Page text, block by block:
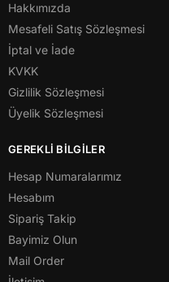
Hakkımızda
Mesafeli Satış Sözleşmesi
İptal ve İade
KVKK
Gizlilik Sözleşmesi
Üyelik Sözleşmesi
GEREKLİ BİLGİLER
Hesap Numaralarımız
Hesabım
Sipariş Takip
Bayimiz Olun
Mail Order